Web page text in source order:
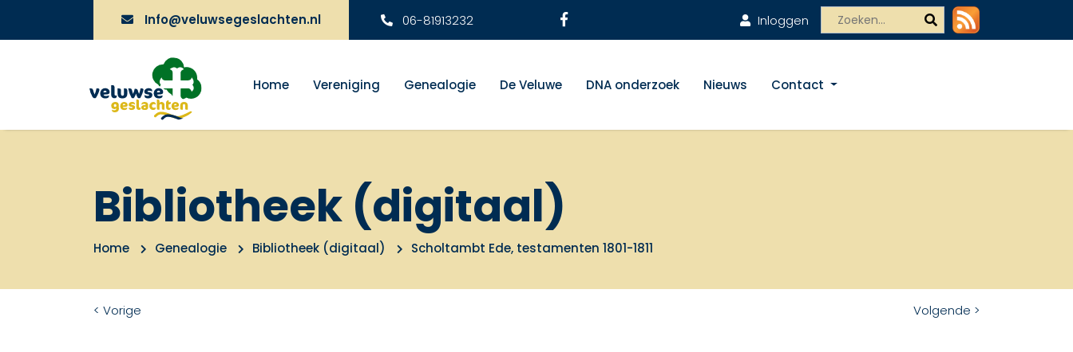
Info@veluwsegeslachten.nl 06-81913232 Inloggen
Home Vereniging Genealogie De Veluwe DNA onderzoek Nieuws Contact
Bibliotheek (digitaal)
Home Genealogie Bibliotheek (digitaal) Scholtambt Ede, testamenten 1801-1811
< Vorige Volgende >